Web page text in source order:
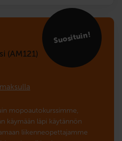
(AM121)
Suosituin!
mopoautokurssimme,
käymään läpi käytännön
liikenneopettajamme